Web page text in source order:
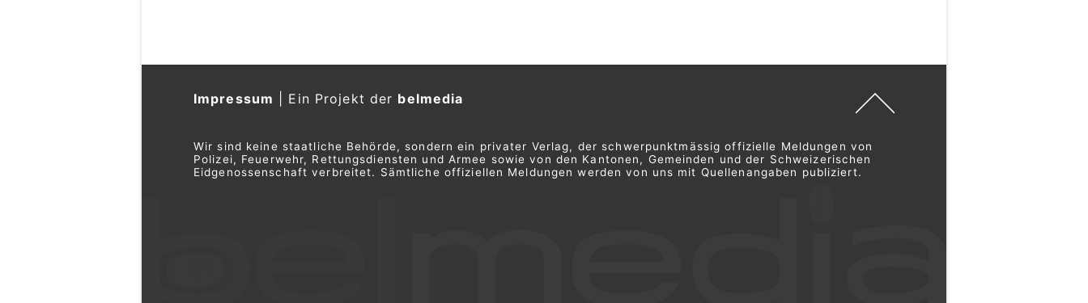
Impressum Ein Projekt der belmedia
Wir sind keine staatliche Behörde, sondern ein privater Verlag, der schwerpunktmässig offizielle Meldungen von
Polizei, Feuerwehr, Rettungsdiensten und Armee sowie von den Kantonen, Gemeinden und der Schweizerischen
Eidgenossenschaft verbreitet. Sämtliche offiziellen Meldungen werden von uns mit Quellenangaben publiziert.